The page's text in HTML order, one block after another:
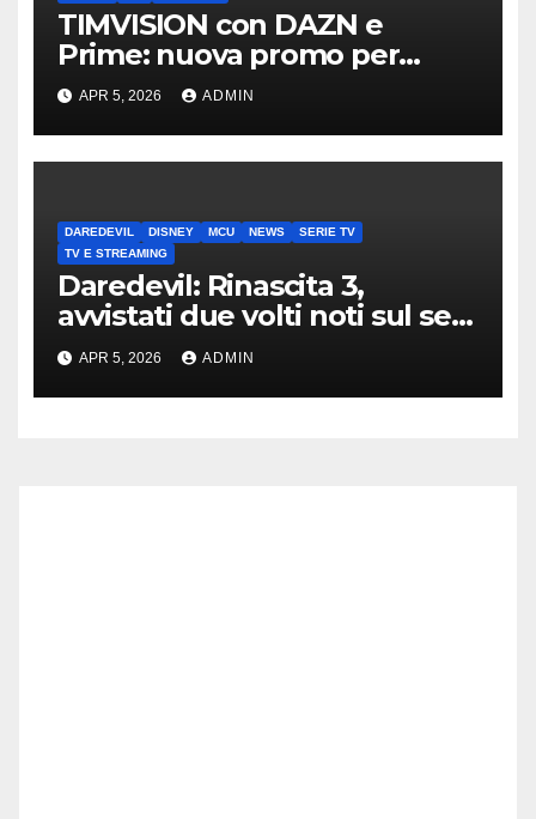
TIMVISION con DAZN e
Prime: nuova promo per
clienti TIM
APR 5, 2026 ADMIN
DAREDEVIL DISNEY MCU NEWS
SERIE TV
TV E STREAMING
Daredevil: Rinascita 3,
avvistati due volti noti sul set
di New York
APR 5, 2026 ADMIN